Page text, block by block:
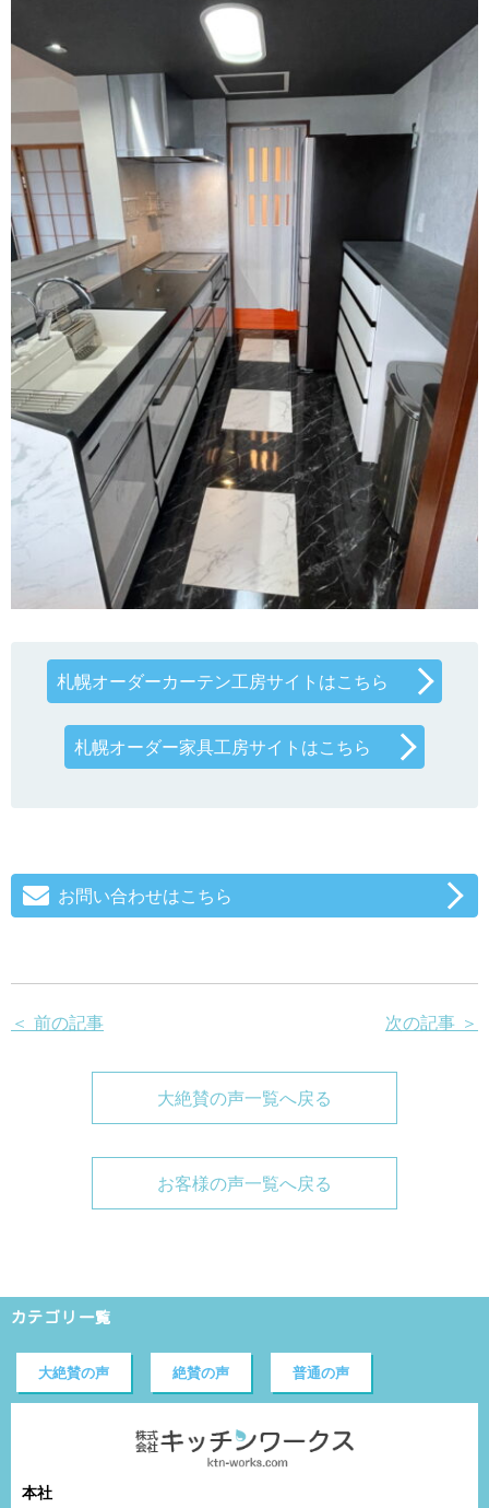
札幌オーダーカーテン工房サイトはこちら
札幌オーダー家具工房サイトはこちら
お問い合わせはこちら
＜ 前の記事 次の記事 ＞
大絶賛の声一覧へ戻る
お客様の声一覧へ戻る
カテゴリ一覧
大絶賛の声 絶賛の声 普通の声
本社